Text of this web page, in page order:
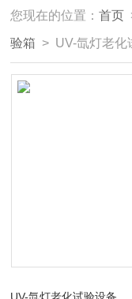
您现在的位置：首页
验箱 > UV-氙灯老化
UV-氙灯老化试验设备